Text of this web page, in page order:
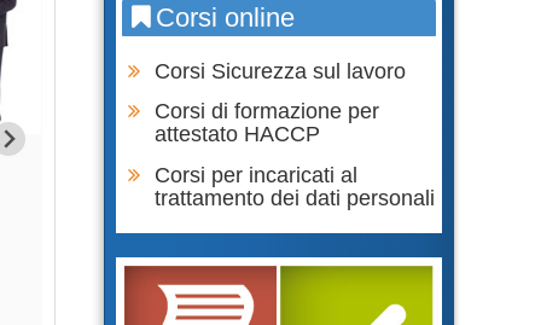
Formazione Lavoratori parte
GENERALE + SPECIFICA RISCHIO
BASSO
Acquista
Corsi online
Corsi Sicurezza sul lavoro
Corsi di formazione per
attestato HACCP
Corsi per incaricati al
trattamento dei dati personali